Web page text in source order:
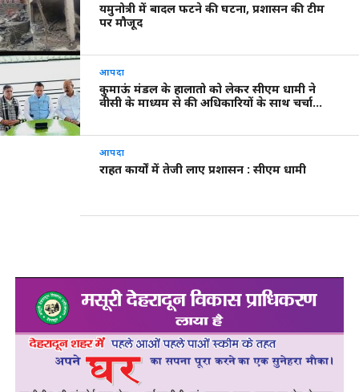
यमुनोत्री में बादल फटने की घटना, प्रशासन की टीम
पर मौजूद
आपदा
कुमाऊं मंडल के हालातो को लेकर सीएम धामी ने
वीसी के माध्यम से की अधिकारियों के साथ चर्चा…
आपदा
राहत कार्यों में तेजी लाए प्रशासन : सीएम धामी